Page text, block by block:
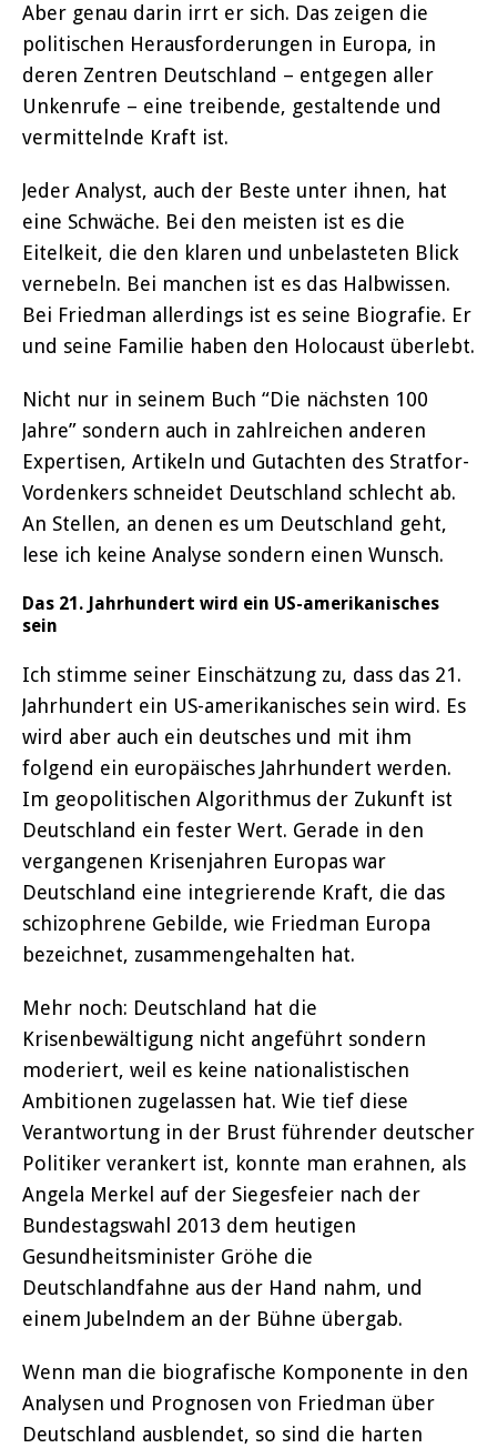
Aber genau darin irrt er sich. Das zeigen die
politischen Herausforderungen in Europa, in
deren Zentren Deutschland – entgegen aller
Unkenrufe – eine treibende, gestaltende und
vermittelnde Kraft ist.
Jeder Analyst, auch der Beste unter ihnen, hat
eine Schwäche. Bei den meisten ist es die
Eitelkeit, die den klaren und unbelasteten Blick
vernebeln. Bei manchen ist es das Halbwissen.
Bei Friedman allerdings ist es seine Biografie. Er
und seine Familie haben den Holocaust überlebt.
Nicht nur in seinem Buch “Die nächsten 100
Jahre” sondern auch in zahlreichen anderen
Expertisen, Artikeln und Gutachten des Stratfor-
Vordenkers schneidet Deutschland schlecht ab.
An Stellen, an denen es um Deutschland geht,
lese ich keine Analyse sondern einen Wunsch.
Das 21. Jahrhundert wird ein US-amerikanisches
sein
Ich stimme seiner Einschätzung zu, dass das 21.
Jahrhundert ein US-amerikanisches sein wird. Es
wird aber auch ein deutsches und mit ihm
folgend ein europäisches Jahrhundert werden.
Im geopolitischen Algorithmus der Zukunft ist
Deutschland ein fester Wert. Gerade in den
vergangenen Krisenjahren Europas war
Deutschland eine integrierende Kraft, die das
schizophrene Gebilde, wie Friedman Europa
bezeichnet, zusammengehalten hat.
Mehr noch: Deutschland hat die
Krisenbewältigung nicht angeführt sondern
moderiert, weil es keine nationalistischen
Ambitionen zugelassen hat. Wie tief diese
Verantwortung in der Brust führender deutscher
Politiker verankert ist, konnte man erahnen, als
Angela Merkel auf der Siegesfeier nach der
Bundestagswahl 2013 dem heutigen
Gesundheitsminister Gröhe die
Deutschlandfahne aus der Hand nahm, und
einem Jubelndem an der Bühne übergab.
Wenn man die biografische Komponente in den
Analysen und Prognosen von Friedman über
Deutschland ausblendet, so sind die harten